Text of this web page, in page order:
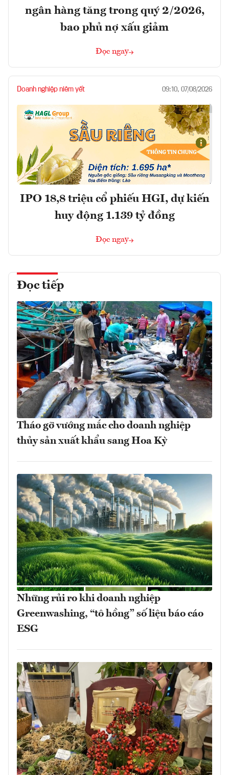
ngân hàng tăng trong quý 2/2026,
bao phủ nợ xấu giảm
Đọc ngay
Doanh nghiệp niêm yết 09:10, 07/08/2026
IPO 18,8 triệu cổ phiếu HGI, dự kiến
huy động 1.139 tỷ đồng
Đọc ngay
Đọc tiếp
Tháo gỡ vướng mắc cho doanh nghiệp
thủy sản xuất khẩu sang Hoa Kỳ
Những rủi ro khi doanh nghiệp
Greenwashing, “tô hồng” số liệu báo cáo
ESG